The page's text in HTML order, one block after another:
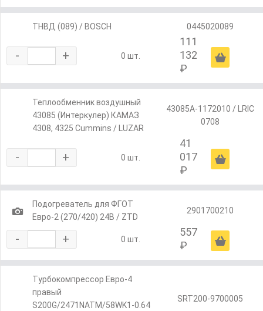
ТНВД (089) / BOSCH 0445020089
- + 0 шт.
111
132
₽
Ä
Теплообменник воздушный
43085 (Интеркулер) КАМАЗ
4308, 4325 Cummins / LUZAR
43085А-1172010 / LRIC
0708
- + 0 шт.
41
017
₽
Ä
1
Подогреватель для ФГОТ
Евро-2 (270/420) 24В / ZTD
2901700210
- + 0 шт.
557
₽
Ä
Турбокомпрессор Евро-4
правый
S200G/2471NATM/58WK1-0.64
SRT200-9700005